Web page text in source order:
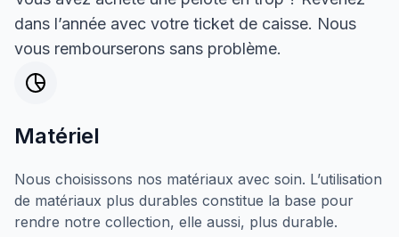
dans l’année avec votre ticket de caisse. Nous
vous rembourserons sans problème.
Matériel
Nous choisissons nos matériaux avec soin. L’utilisation
de matériaux plus durables constitue la base pour
rendre notre collection, elle aussi, plus durable.